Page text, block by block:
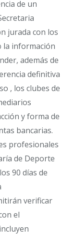
de un
jurada con los
la información
además de
definitiva
, los clubes de
y forma de
bancarias.
profesionales
de Deporte
90 días de
verificar
el